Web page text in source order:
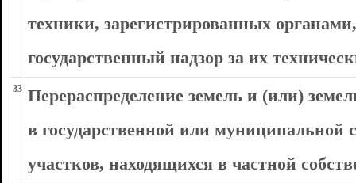
техники, зарегистрированных
государственный надзор за их
33 Перераспределение земель и (или)
в государственной или муниципальной
участков, находящихся в частной